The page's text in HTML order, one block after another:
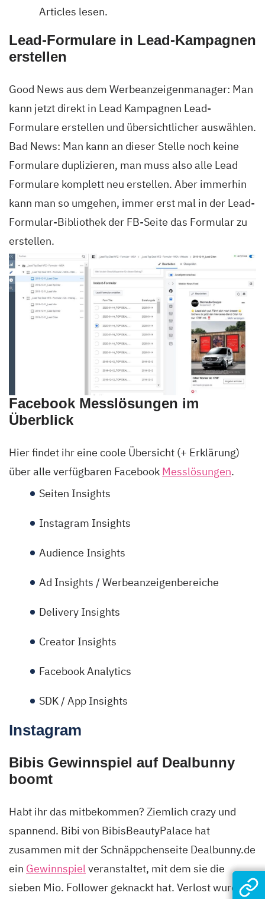
Articles lesen.
Lead-Formulare in Lead-Kampagnen
erstellen
Good News aus dem Werbeanzeigenmanager: Man
kann jetzt direkt in Lead Kampagnen Lead-
Formulare erstellen und übersichtlicher auswählen.
Bad News: Man kann an dieser Stelle noch keine
Formulare duplizieren, man muss also alle Lead
Formulare komplett neu erstellen. Aber immerhin
kann man so umgehen, immer erst mal in der Lead-
Formular-Bibliothek der FB-Seite das Formular zu
erstellen.
Facebook Messlösungen im
Überblick
Hier findet ihr eine coole Übersicht (+ Erklärung)
über alle verfügbaren Facebook Messlösungen.
Seiten Insights
Instagram Insights
Audience Insights
Ad Insights / Werbeanzeigenbereiche
Delivery Insights
Creator Insights
Facebook Analytics
SDK / App Insights
Instagram
Bibis Gewinnspiel auf Dealbunny
boomt
Habt ihr das mitbekommen? Ziemlich crazy und
spannend. Bibi von BibisBeautyPalace hat
zusammen mit der Schnäppchenseite Dealbunny.de
ein Gewinnspielveranstaltet, mit dem sie die
sieben Mio. Follower geknackt hat. Verlost wurden